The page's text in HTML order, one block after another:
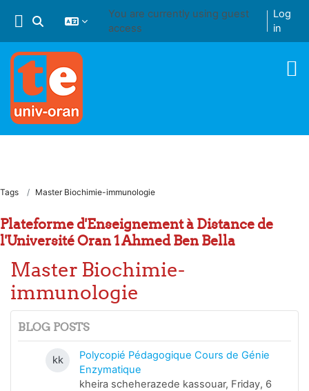
Toggle search input
You are currently using guest
access
Log
in
Tags Master Biochimie-immunologie
Plateforme d'Enseignement à Distance de
l'Université Oran 1 Ahmed Ben Bella
Master Biochimie-
immunologie
BLOG POSTS
kk
Polycopié Pédagogique Cours de Génie
Enzymatique
kheira scheherazede kassouar, Friday, 6